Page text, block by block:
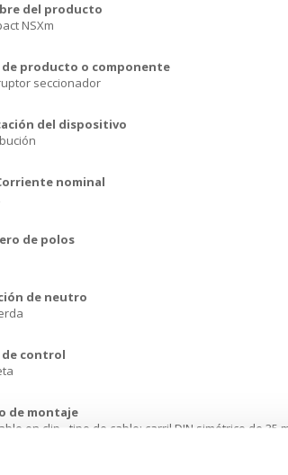
del producto
NSXm
de producto o componente
seccionador
del dispositivo
nominal
de polos
de neutro
de control
de montaje
en clip - tipo de cable: carril DIN simétrico de